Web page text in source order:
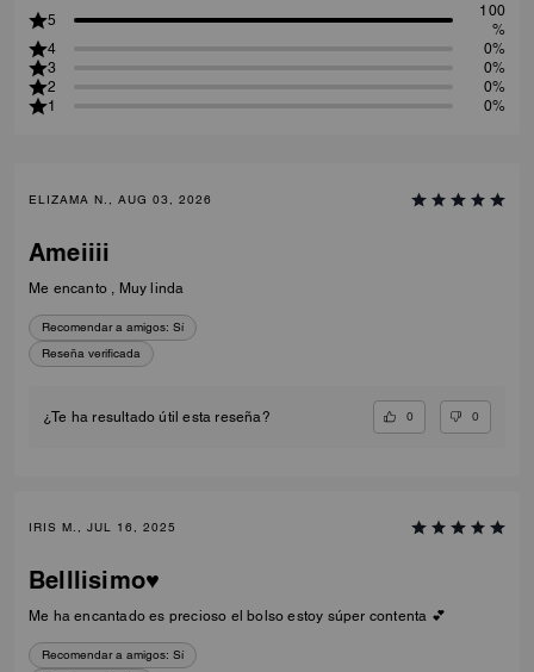
5
100
%
4
0%
3
0%
2
0%
1
0%
ELIZAMA N., AUG 03, 2026
Ameiiii
Me encanto , Muy linda
Recomendar a amigos: Sí
Reseña verificada
¿Te ha resultado útil esta reseña? 0 0
IRIS M., JUL 16, 2025
Belllisimo♥️
Me ha encantado es precioso el bolso estoy súper contenta 💕
Recomendar a amigos: Sí